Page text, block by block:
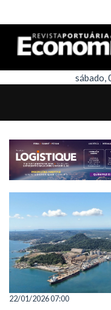
sábado,
22/01/2026 07:00